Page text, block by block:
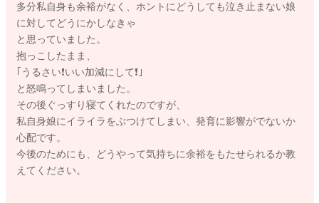
多分私自身も余裕がなく、ホントにどうしても泣き止まない娘
に対してどうにかしなきゃ
と思っていました。
抱っこしたまま、
｢うるさい❗いい加減にして❗｣
と怒鳴ってしまいました。
その後ぐっすり寝てくれたのですが、
私自身娘にイライラをぶつけてしまい、発育に影響がでないか
心配です。
今後のためにも、どうやって気持ちに余裕をもたせられるか教
えてください。